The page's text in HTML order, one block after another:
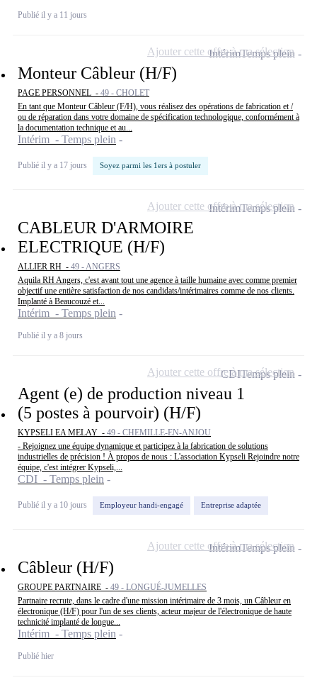
Publié il y a 11 jours
Monteur Câbleur (H/F)
PAGE PERSONNEL - 49 - CHOLET
En tant que Monteur Câbleur (F/H), vous réalisez des opérations de fabrication et /
ou de réparation dans votre domaine de spécification technologique, conformément à
la documentation technique et au...
Intérim - Temps plein
Publié il y a 17 jours Soyez parmi les 1ers à postuler
IntérimTemps plein
Ajouter cette offre à ma sélection
CABLEUR D'ARMOIRE
ELECTRIQUE (H/F)
ALLIER RH - 49 - ANGERS
Aquila RH Angers, c'est avant tout une agence à taille humaine avec comme premier
objectif une entière satisfaction de nos candidats/intérimaires comme de nos clients.
Implanté à Beaucouzé et...
Intérim - Temps plein
Publié il y a 8 jours
IntérimTemps plein
Ajouter cette offre à ma sélection
Agent (e) de production niveau 1
(5 postes à pourvoir) (H/F)
KYPSELI EA MELAY - 49 - CHEMILLE-EN-ANJOU
- Rejoignez une équipe dynamique et participez à la fabrication de solutions
industrielles de précision ! À propos de nous : L'association Kypseli Rejoindre notre
équipe, c'est intégrer Kypseli,...
CDI - Temps plein
Publié il y a 10 jours Employeur handi-engagé Entreprise adaptée
CDITemps plein
Ajouter cette offre à ma sélection
Câbleur (H/F)
GROUPE PARTNAIRE - 49 - LONGUÉ-JUMELLES
Partnaire recrute, dans le cadre d'une mission intérimaire de 3 mois, un Câbleur en
électronique (H/F) pour l'un de ses clients, acteur majeur de l'électronique de haute
technicité implanté de longue...
Intérim - Temps plein
Publié hier
IntérimTemps plein
Ajouter cette offre à ma sélection